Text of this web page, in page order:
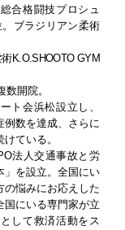
合格闘技プロシュ
ブラジリアン柔術
K.O.SHOOTO GYM
開院。
ト会浜松設立し、
例数を達成、さらに
ている。
法人交通事故と労
」を設立。全国にい
の悩みにお応えした
国にいる専門家が立
して救済活動をス